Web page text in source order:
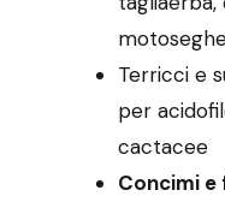
Terricci e
per
cactacee
Concimi